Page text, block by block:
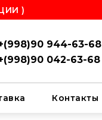
)
944-63-68
042-63-68
Контакты